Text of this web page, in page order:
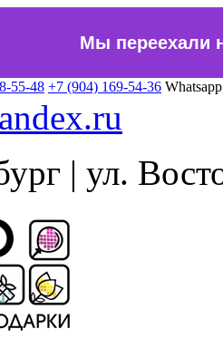
Мы переехали
55-48 +7 (904) 169-54-36
| ул.